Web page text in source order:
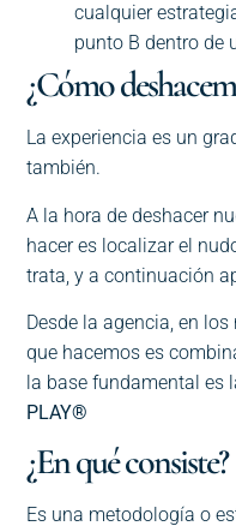
cualquier
punto B dentro de
¿Cómo
La experiencia es un
también.
A la hora de deshacer
hacer es localizar el
trata, y a continuación
Desde la agencia, en
que hacemos es
la base fundamental es
PLAY®
¿En qué consiste?
Es una metodología o